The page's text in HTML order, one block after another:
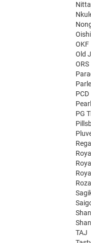
Oishi
OKF
Old
ORS
Parle
PCD
PG
Regal
Shan
TAJ